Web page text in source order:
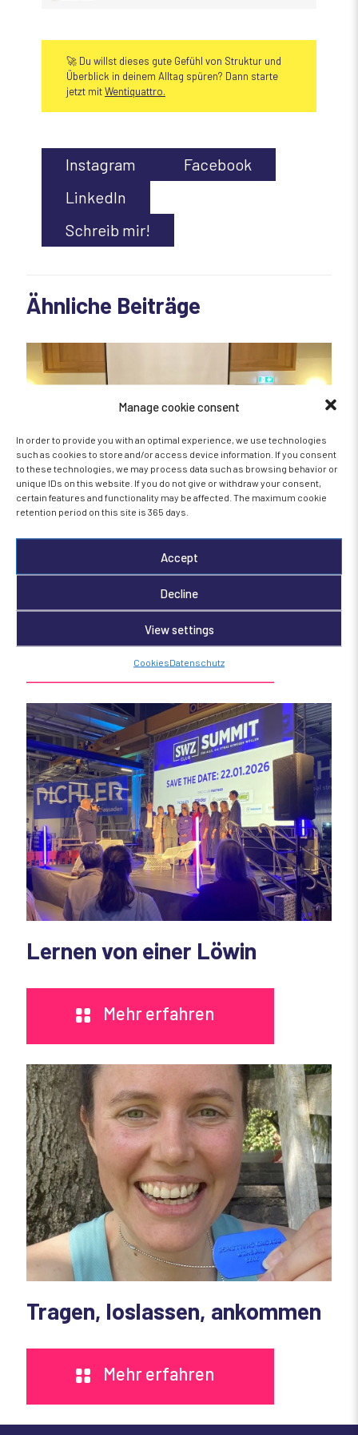
Manage cookie consent
In order to provide you with an optimal experience, we use technologies
such as cookies to store and/or access device information. If you consent
to these technologies, we may process data such as browsing behavior or
unique IDs on this website. If you do not give or withdraw your consent,
certain features and functionality may be affected. The maximum cookie
retention period on this site is 365 days.
Accept
Decline
View settings
CookiesDatenschutz
🚀 Du willst dieses gute Gefühl von Struktur und
Überblick in deinem Alltag spüren? Dann starte
jetzt mitWentiquattro.
Instagram
Facebook
LinkedIn
Schreib mir!
Ähnliche Beiträge
Workshop in Sonthofen
Mehr erfahren
Lernen von einer Löwin
Mehr erfahren
Tragen, loslassen, ankommen
Mehr erfahren